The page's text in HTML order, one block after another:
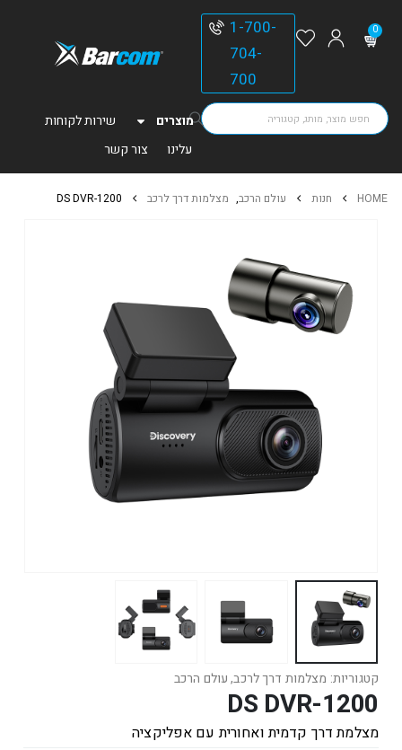
0
1-700-
704-
700
מוצרים
שירות לקוחות
עלינו
צור קשר
HOME חנות עולם הרכב, מצלמות דרך לרכב DS DVR-1200
קטגוריות: מצלמות דרך לרכב,עולם הרכב
DS DVR-1200
מצלמת דרך קדמית ואחורית עם אפליקציה